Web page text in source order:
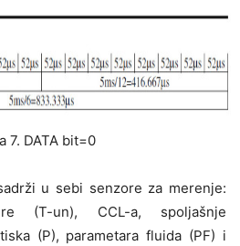
7. DATA bit=0
u sebi senzore za merenje:
(T-un), CCL-a, spoljašnje
(P), parametara fluida (PF) i